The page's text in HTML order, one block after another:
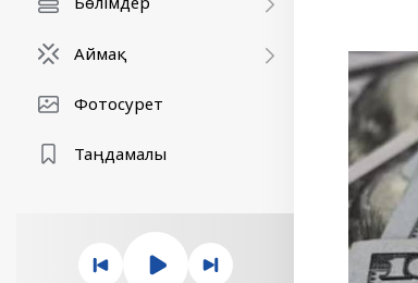
Аймақ
Фотосурет
Таңдамалы